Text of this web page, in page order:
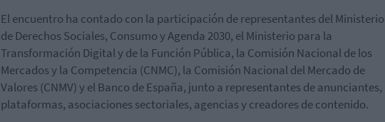
El encuentro ha contado con la participación de representantes del Ministerio
de Derechos Sociales, Consumo y Agenda 2030, el Ministerio para la
Transformación Digital y de la Función Pública, la Comisión Nacional de los
Mercados y la Competencia (CNMC), la Comisión Nacional del Mercado de
Valores (CNMV) y el Banco de España, junto a representantes de anunciantes,
plataformas, asociaciones sectoriales, agencias y creadores de contenido.